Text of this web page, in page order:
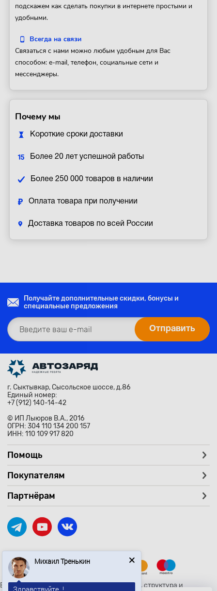
подскажем как сделать покупки в интернете простыми и
удобными.
Всегда на связи
Связаться с нами можно любым удобным для Вас
способом: e-mail, телефон, социальные сети и
мессенджеры.
Почему мы
Короткие сроки доставки
Более 20 лет успешной работы
Более 250 000 товаров в наличии
Оплата товара при получении
Доставка товаров по всей России
Получайте дополнительные скидки, бонусы и
специальные предложения
г. Сыктывкар, Сысольское шоссе, д.86
Единый номер:
+7 (912) 140-14-42
© ИП Лыюров В.А., 2016
ОГРН: 304 110 134 200 157
ИНН: 110 109 917 820
Помощь
Покупателям
Партнёрам
Вся текстовая и графическая информация, структура и
Михаил Тренькин
Здравствуйте, !